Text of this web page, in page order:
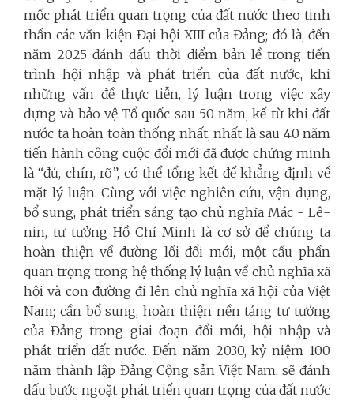
mốc phát triển quan trọng của đất nước theo tinh
thần các văn kiện Đại hội XIII của Đảng; đó là, đến
năm 2025 đánh dấu thời điểm bản lề trong tiến
trình hội nhập và phát triển của đất nước, khi
những vấn đề thực tiễn, lý luận trong việc xây
dựng và bảo vệ Tổ quốc sau 50 năm, kể từ khi đất
nước ta hoàn toàn thống nhất, nhất là sau 40 năm
tiến hành công cuộc đổi mới đã được chứng minh
là “đủ, chín, rõ”, có thể tổng kết để khẳng định về
mặt lý luận. Cùng với việc nghiên cứu, vận dụng,
bổ sung, phát triển sáng tạo chủ nghĩa Mác - Lê-
nin, tư tưởng Hồ Chí Minh là cơ sở để chúng ta
hoàn thiện về đường lối đổi mới, một cấu phần
quan trọng trong hệ thống lý luận về chủ nghĩa xã
hội và con đường đi lên chủ nghĩa xã hội của Việt
Nam; cần bổ sung, hoàn thiện nền tảng tư tưởng
của Đảng trong giai đoạn đổi mới, hội nhập và
phát triển đất nước. Đến năm 2030, kỷ niệm 100
năm thành lập Đảng Cộng sản Việt Nam, sẽ đánh
dấu bước ngoặt phát triển quan trọng của đất nước